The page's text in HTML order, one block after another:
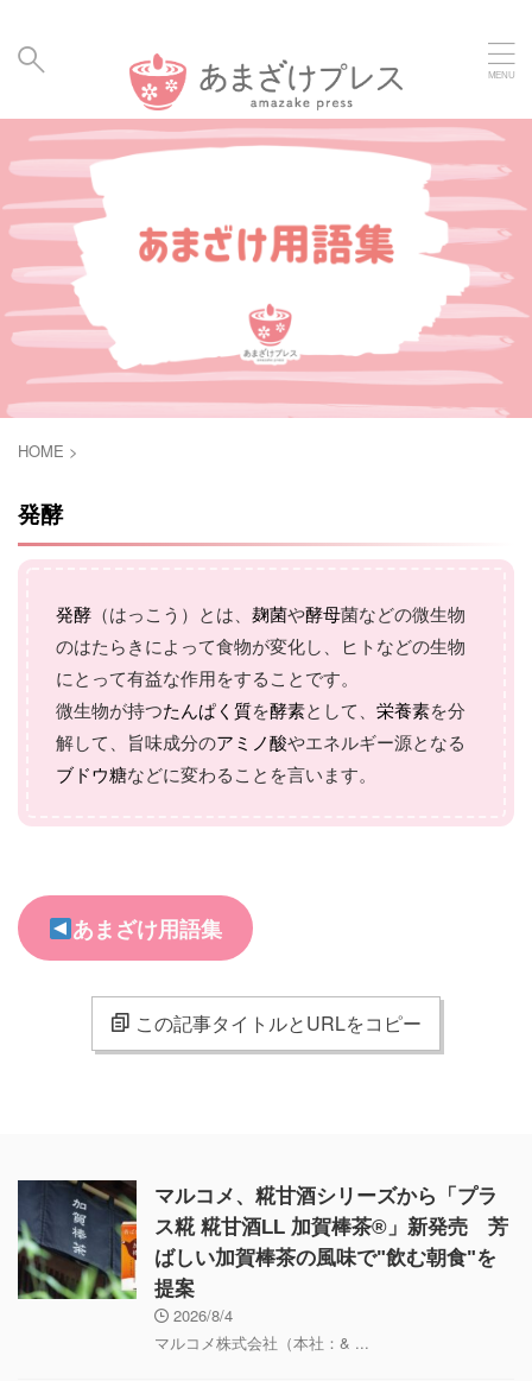
HOME >
発酵
発酵（はっこう）とは、 麹菌や酵母菌などの微生物
のはたらきによって食物が変化し、ヒトなどの生物
にとって有益な作用をすることです。
微生物が持つたんぱく質を酵素として、 栄養素を分
解して、旨味成分のアミノ酸やエネルギー源となる
ブドウ糖などに変わることを言います。
あまざけ用語集
この記事タイトルとURLをコピー
マルコメ、糀甘酒シリーズから「プラ
ス糀 糀甘酒LL 加賀棒茶®」新発売 芳
ばしい加賀棒茶の風味で"飲む朝食"を
提案
2026/8/4
マルコメ株式会社（本社：& ...